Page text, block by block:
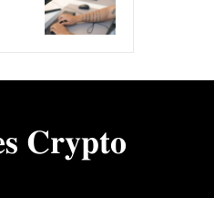
𝐂𝐫𝐲𝐩𝐭𝐨